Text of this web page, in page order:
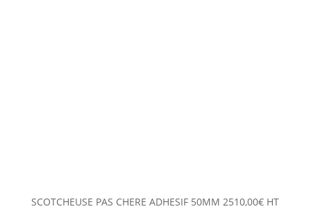
SCOTCHEUSE PAS CHERE ADHESIF 50MM 2510,00€ HT